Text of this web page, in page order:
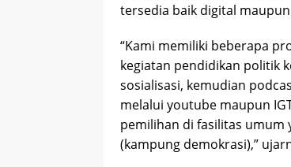
tersedia baik digital
“Kami memiliki beberapa
kegiatan pendidikan politik
sosialisasi, kemudian
melalui youtube maupun
pemilihan di fasilitas
(kampung demokrasi),”